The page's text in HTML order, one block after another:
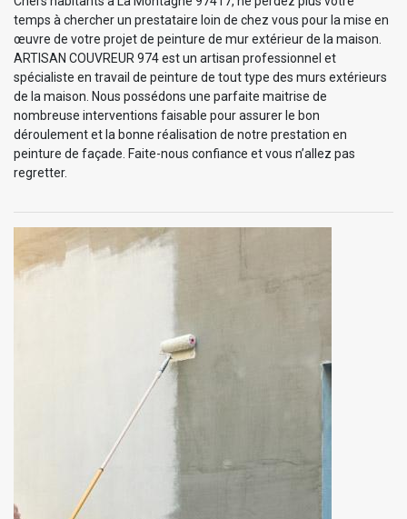
temps à chercher un prestataire loin de chez vous pour la mise en
œuvre de votre projet de peinture de mur extérieur de la maison.
ARTISAN COUVREUR 974 est un artisan professionnel et
spécialiste en travail de peinture de tout type des murs extérieurs
de la maison. Nous possédons une parfaite maitrise de
nombreuse interventions faisable pour assurer le bon
déroulement et la bonne réalisation de notre prestation en
peinture de façade. Faite-nous confiance et vous n’allez pas
regretter.